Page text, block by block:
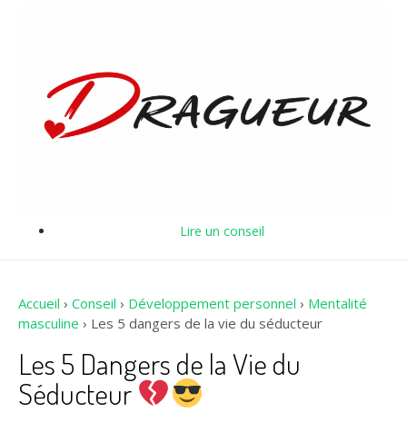
Lire un conseil
Accueil › Conseil › Développement personnel › Mentalité
masculine › Les 5 dangers de la vie du séducteur
Les 5 Dangers de la Vie du
Séducteur